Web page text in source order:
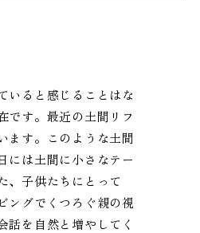
いると感じることはな
です。最近の土間リフ
ます。このような土間
には土間に小さなテー
、子供たちにとって
ングでくつろぐ親の視
を自然と増やしてく